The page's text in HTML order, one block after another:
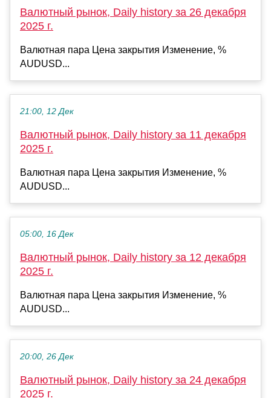
Валютный рынок, Daily history за 26 декабря
2025 г.
Валютная пара Цена закрытия Изменение, %
AUDUSD...
21:00, 12 Дек
Валютный рынок, Daily history за 11 декабря
2025 г.
Валютная пара Цена закрытия Изменение, %
AUDUSD...
05:00, 16 Дек
Валютный рынок, Daily history за 12 декабря
2025 г.
Валютная пара Цена закрытия Изменение, %
AUDUSD...
20:00, 26 Дек
Валютный рынок, Daily history за 24 декабря
2025 г.